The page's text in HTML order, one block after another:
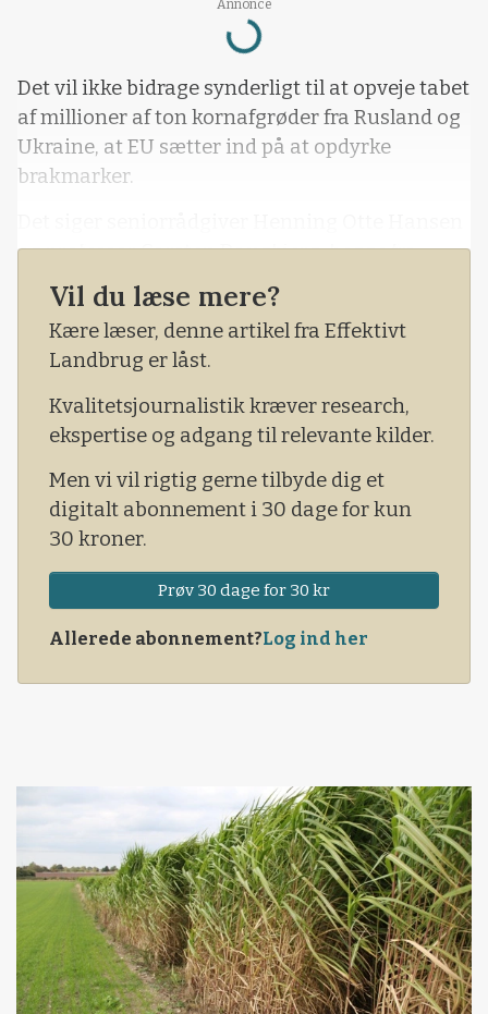
Annonce
Det vil ikke bidrage synderligt til at opveje tabet
af millioner af ton kornafgrøder fra Rusland og
Ukraine, at EU sætter ind på at opdyrke
brakmarker.
og professor Carsten Daugbjerg, begge fra
Institut for Fødevare- og Ressourceøkonomi på
Københavns Universitet.
Vil du læse mere?
Kære læser, denne artikel fra Effektivt
Landbrug er låst.
Kvalitetsjournalistik kræver research,
ekspertise og adgang til relevante kilder.
Men vi vil rigtig gerne tilbyde dig et
digitalt abonnement i 30 dage for kun
30 kroner.
Prøv 30 dage for 30 kr
Allerede abonnement?Log ind her